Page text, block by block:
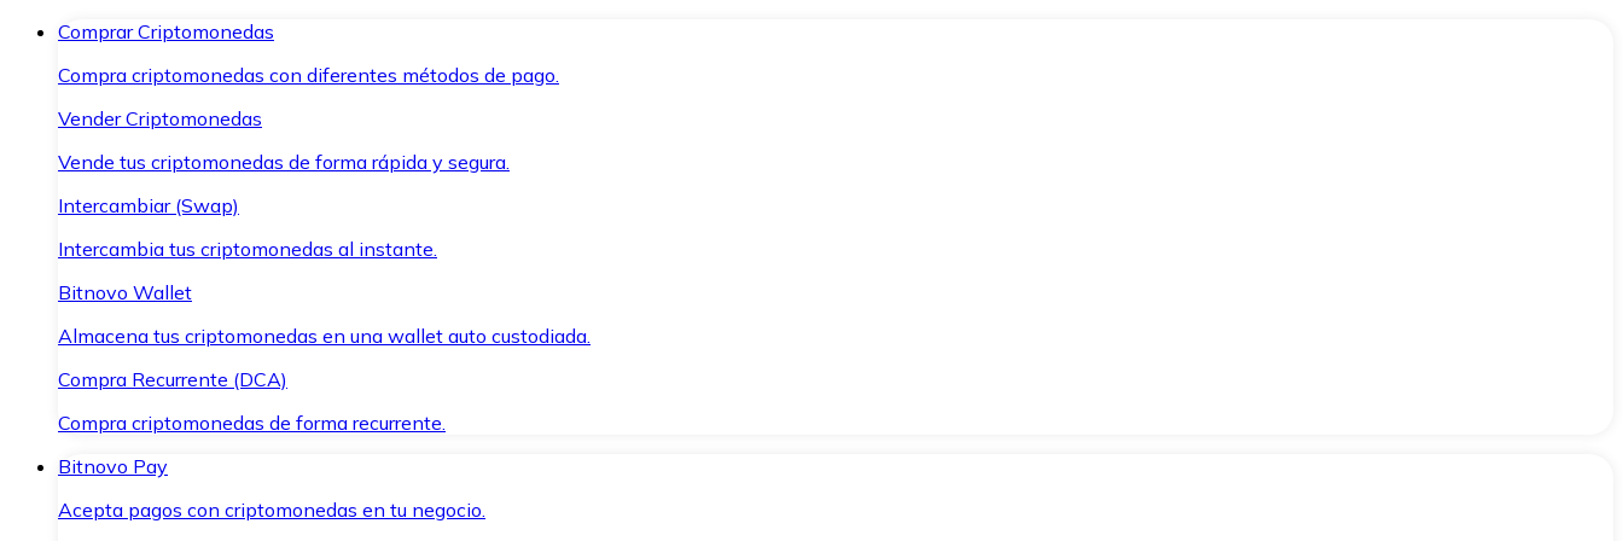
Comprar Criptomonedas
Compra criptomonedas con diferentes métodos de pago.
Vender Criptomonedas
Vende tus criptomonedas de forma rápida y segura.
Intercambiar (Swap)
Intercambia tus criptomonedas al instante.
Bitnovo Wallet
Almacena tus criptomonedas en una wallet auto custodiada.
Compra Recurrente (DCA)
Compra criptomonedas de forma recurrente.
Bitnovo Pay
Acepta pagos con criptomonedas en tu negocio.